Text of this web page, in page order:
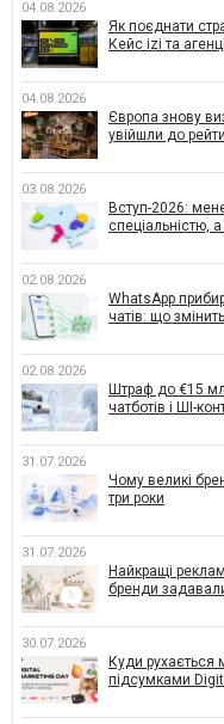
04.08.2026
Як поєднати
Кейс izi та
04.08.2026
Європа знову
увійшли до
03.08.2026
Вступ-2026:
спеціальністю,
02.08.2026
WhatsApp
чатів: що
02.08.2026
Штраф до €15
чатботів і ШІ-
31.07.2026
Чому великі
три роки
31.07.2026
Найкращі
бренди задавали
30.07.2026
Куди рухається
підсумками